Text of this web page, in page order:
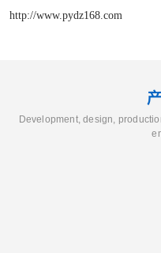
http://www.pydz168.com
Development, design,